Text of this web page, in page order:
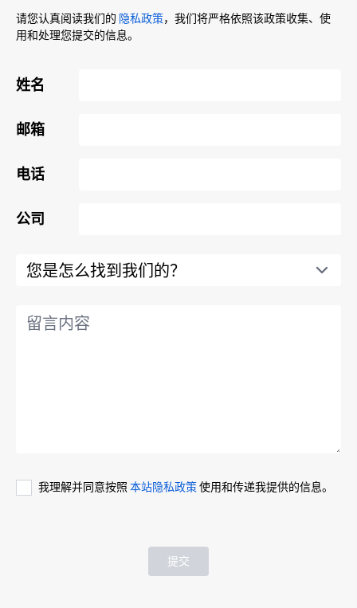
请您认真阅读我们的 隐私政策，我们将严格依照该政策收集、使
用和处理您提交的信息。
姓名
邮箱
电话
公司
我理解并同意按照 本站隐私政策使用和传递我提供的信息。
提交